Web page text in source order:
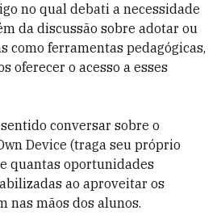
no qual debati a necessidade
da discussão sobre adotar ou
como ferramentas pedagógicas,
oferecer o acesso a esses
conversar sobre o
Device (traga seu próprio
quantas oportunidades
ao aproveitar os
nas mãos dos alunos.